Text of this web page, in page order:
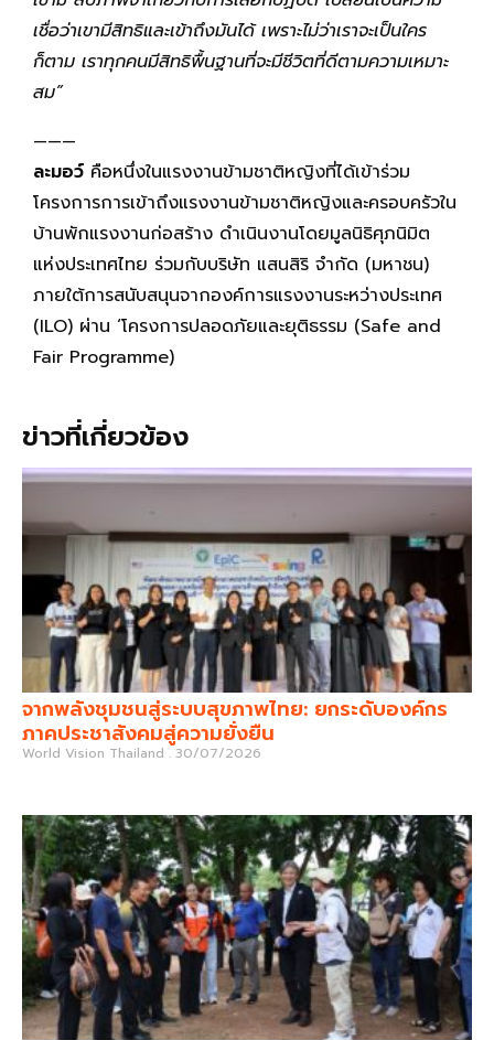
เชื่อว่าเขามีสิทธิและเข้าถึงมันได้ เพราะไม่ว่าเราจะเป็นใคร
ก็ตาม เราทุกคนมีสิทธิพื้นฐานที่จะมีชีวิตที่ดีตามความเหมาะ
สม”
———
ละมอว์ คือหนึ่งในแรงงานข้ามชาติหญิงที่ได้เข้าร่วม
โครงการการเข้าถึงแรงงานข้ามชาติหญิงและครอบครัวใน
บ้านพักแรงงานก่อสร้าง ดำเนินงานโดยมูลนิธิศุภนิมิต
แห่งประเทศไทย ร่วมกับบริษัท แสนสิริ จำกัด (มหาชน)
ภายใต้การสนับสนุนจากองค์การแรงงานระหว่างประเทศ
(ILO) ผ่าน ‘โครงการปลอดภัยและยุติธรรม (Safe and
Fair Programme)
ข่าวที่เกี่ยวข้อง
จากพลังชุมชนสู่ระบบสุขภาพไทย: ยกระดับองค์กร
ภาคประชาสังคมสู่ความยั่งยืน
World Vision Thailand 30/07/2026